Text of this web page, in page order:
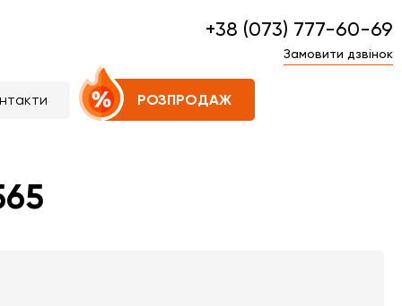
+38 (073) 777-60-69
Замовити дзвінок
РОЗПРОДАЖ